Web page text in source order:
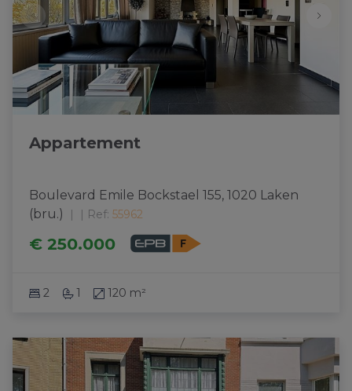
Appartement
Boulevard Emile Bockstael 155, 1020 Laken
(bru.)
| Ref: 55962
€ 250.000
2 1 120 m²